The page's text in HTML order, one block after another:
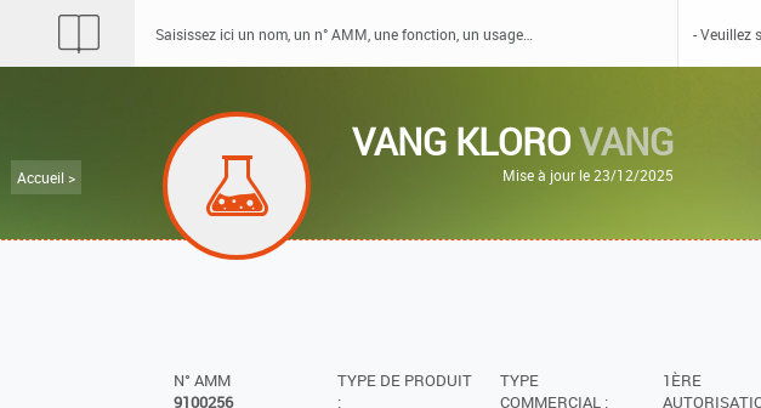
Accueil >
VANG KLOROVANG
Mise à jour le 23/12/2025
N° AMM
9100256
TYPE DE PRODUIT
:
TYPE
COMMERCIAL :
1ÈRE